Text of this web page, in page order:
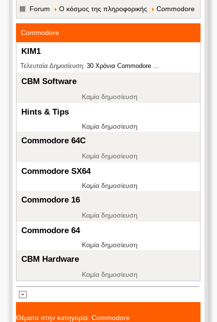
Forum Ο κόσμος της πληροφορικής Commodore
Commodore
KIM1
Τελευταία Δημοσίευση:30 Χρόνια Commodore ...
CBM Software
Καμία δημοσίευση
Hints & Tips
Καμία δημοσίευση
Commodore 64C
Καμία δημοσίευση
Commodore SX64
Καμία δημοσίευση
Commodore 16
Καμία δημοσίευση
Commodore 64
Καμία δημοσίευση
CBM Hardware
Καμία δημοσίευση
Θέματα στην κατηγορία: Commodore